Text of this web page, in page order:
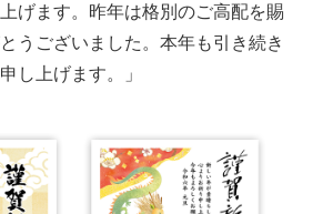
げます。昨年は格別のご高配を賜
うございました。本年も引き続き
し上げます。」